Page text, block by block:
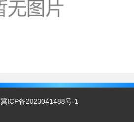
冀ICP备2023041488号-1